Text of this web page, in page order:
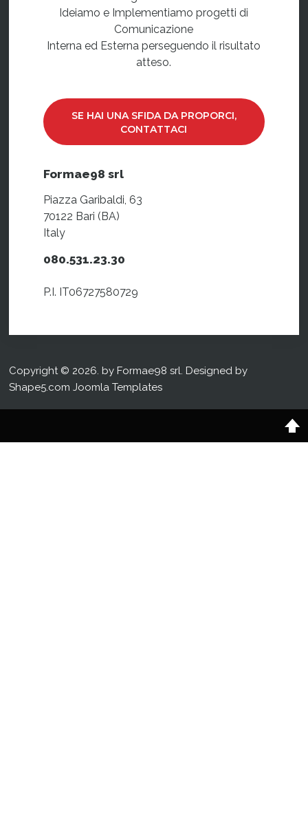
Ideiamo e Implementiamo progetti di
Comunicazione
Interna ed Esterna perseguendo il risultato
atteso.
SE HAI UNA SFIDA DA PROPORCI,
CONTATTACI
Formae98 srl
Piazza Garibaldi, 63
70122 Bari (BA)
Italy
080.531.23.30
P.I. IT06727580729
Copyright © 2026. by Formae98 srl. Designed by
Shape5.comJoomla Templates